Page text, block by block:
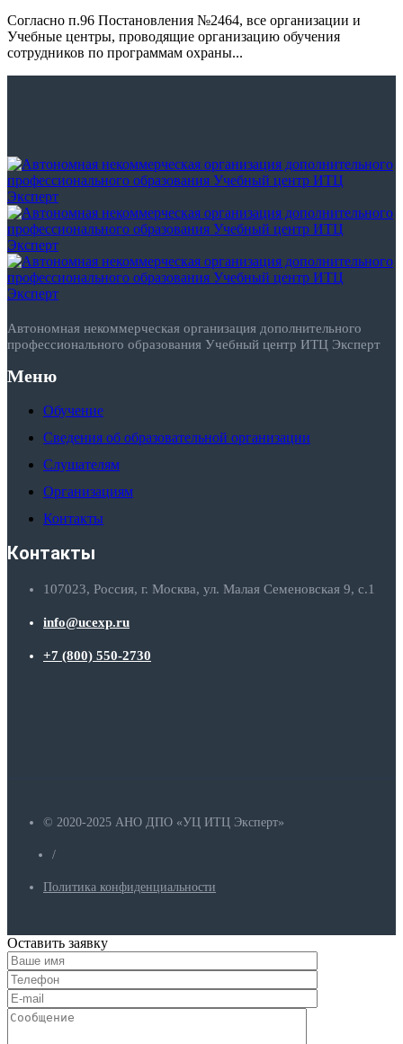
Согласно п.96 Постановления №2464, все организации и
Учебные центры, проводящие организацию обучения
сотрудников по программам охраны...
Автономная некоммерческая организация дополнительного
профессионального образования Учебный центр ИТЦ Эксперт
Меню
Обучение
Сведения об образовательной организации
Слушателям
Организациям
Контакты
Контакты
107023, Россия, г. Москва, ул. Малая Семеновская 9, с.1
info@ucexp.ru
+7 (800) 550-2730
© 2020-2025 АНО ДПО «УЦ ИТЦ Эксперт»
/
Политика конфиденциальности
Оставить заявку